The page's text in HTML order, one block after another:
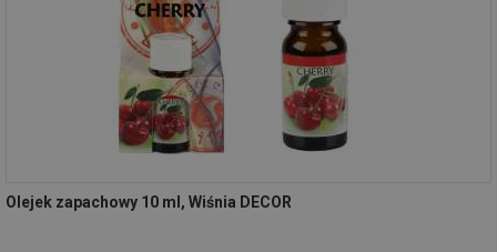
Olejek zapachowy 10 ml, Wiśnia DECOR